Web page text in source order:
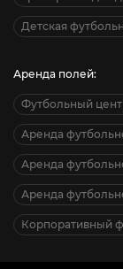
Детская
Аренда полей:
Футбольный
Аренда
Аренда
Аренда
Корпоративный